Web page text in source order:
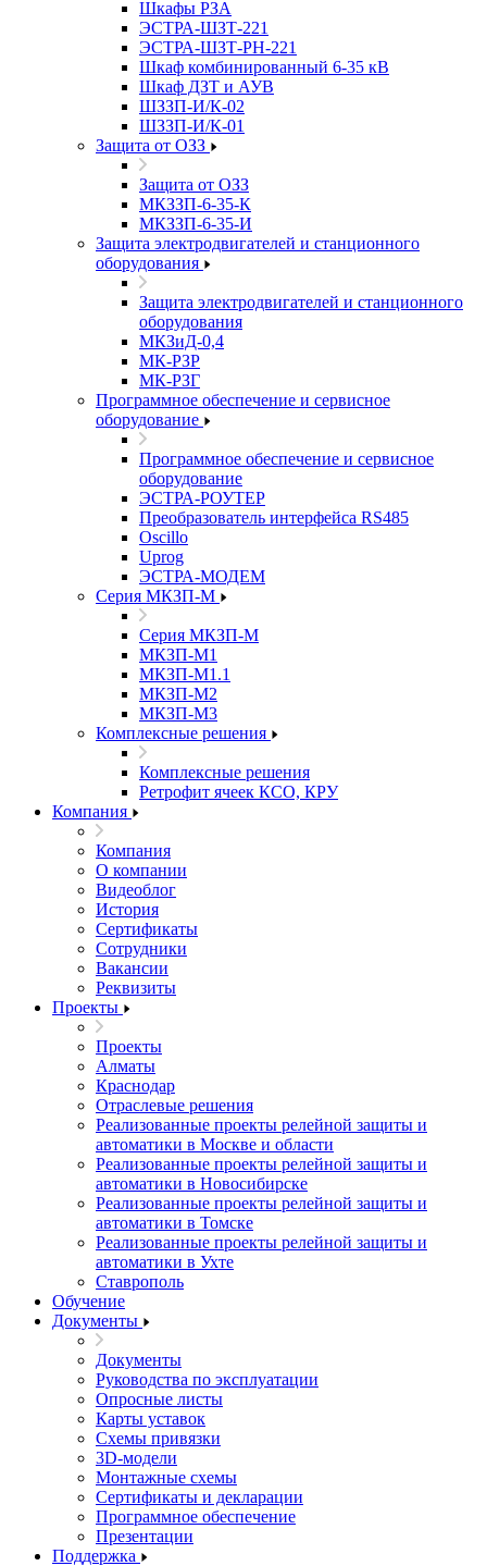
Шкафы РЗА
ЭСТРА-ШЗТ-221
ЭСТРА-ШЗТ-РН-221
Шкаф комбинированный 6-35 кВ
Шкаф ДЗТ и АУВ
ШЗЗП-И/К-02
ШЗЗП-И/К-01
Защита от ОЗЗ
Защита от ОЗЗ
МКЗЗП-6-35-К
МКЗЗП-6-35-И
Защита элеĸтродвигателей и станционного
оборудования
Защита элеĸтродвигателей и станционного
оборудования
МКЗиД-0,4
МК-РЗР
МК-РЗГ
Программное обеспечение и сервисное
оборудование
Программное обеспечение и сервисное
оборудование
ЭСТРА-РОУТЕР
Преобразователь интерфейса RS485
Oscillo
Uprog
ЭСТРА-МОДЕМ
Серия МКЗП-М
Серия МКЗП-М
МКЗП-М1
МКЗП-М1.1
МКЗП-М2
МКЗП-М3
Комплексные решения
Комплексные решения
Ретрофит ячеек КСО, КРУ
Компания
Компания
О компании
Видеоблог
История
Сертификаты
Сотрудники
Вакансии
Реквизиты
Проекты
Проекты
Алматы
Краснодар
Отраслевые решения
Реализованные проекты релейной защиты и
автоматики в Москве и области
Реализованные проекты релейной защиты и
автоматики в Новосибирске
Реализованные проекты релейной защиты и
автоматики в Томске
Реализованные проекты релейной защиты и
автоматики в Ухте
Ставрополь
Обучение
Документы
Документы
Руководства по эксплуатации
Опросные листы
Карты уставок
Схемы привязки
3D-модели
Монтажные схемы
Сертификаты и декларации
Программное обеспечение
Презентации
Поддержка